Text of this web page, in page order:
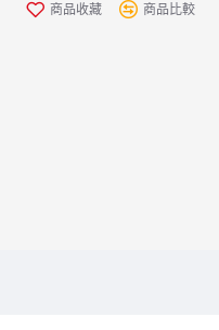
商品收藏 商品比較